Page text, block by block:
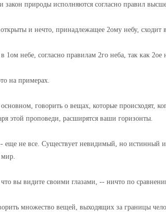
закон природы исполняются согласно правил
и нечто, принадлежащее 2ому небу, сходит
в 1ом небе, согласно правилам 2го неба, так как
на примерах.
говорить о вещах, которые происходят,
этой проповеди, расширятся ваши горизонты.
не все. Существует невидимый, но истинный
что вы видите своими глазами, -- ничто по
множество вещей, выходящих за границы